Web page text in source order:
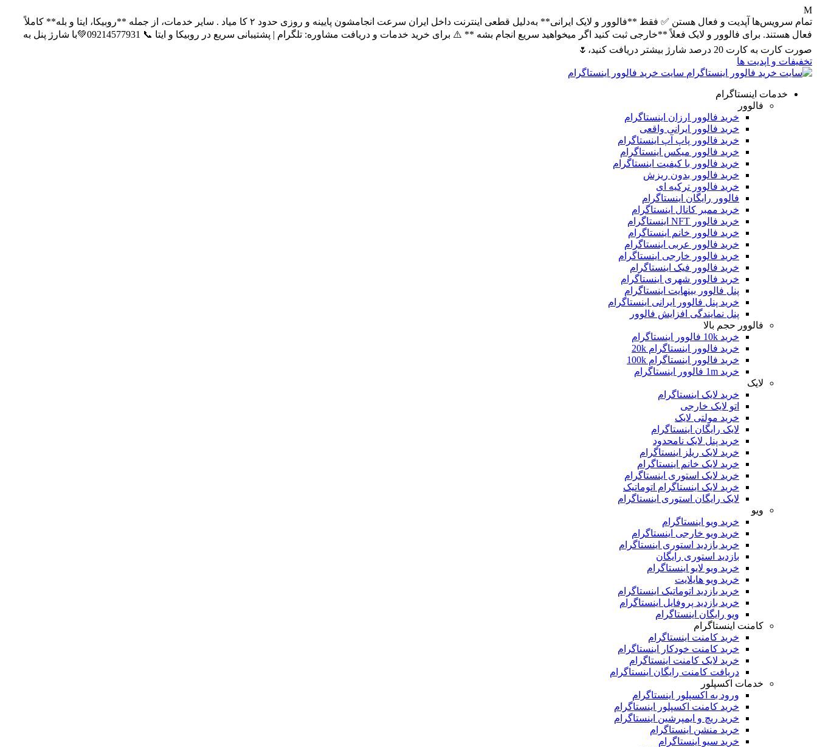
تمام سرویس‌ها آپدیت و فعال هستن ✅ فقط **فالوور و لایک ایرانی** به‌دلیل قطعی اینترنت داخل ایران سرعت انجامشون پایینه و روزی حدود ۲ کا میاد . سایر خدمات، از جمله **روبیکا، ایتا و بله** کاملاً
فعال هستند. برای فالوور و لایک فعلاً **خارجی ثبت کنید اگر میخواهید سریع انجام بشه ** ⚠️ برای خرید خدمات و دریافت مشاوره: تلگرام | پشتیبانی سریع در روبیکا و ایتا 📞 09214577931💚با شارژ پنل به
صورت کارت به کارت 20 درصد شارژ بیشتر دریافت کنید،🌷
تخفیفات و اپدیت ها
سایت خرید فالوور اینستاگرام
خدمات اینستاگرام
فالوور
خرید فالوور ارزان اینستاگرام
خرید فالوور ایرانی واقعی
خرید فالوور پاپ آپ اینستاگرام
خرید فالوور میکس اینستاگرام
خرید فالوور با کیفیت اینستاگرام
خرید فالوور بدون ریزش
خرید فالوور ترکیه ای
فالوور رایگان اینستاگرام
خرید ممبر کانال اینستاگرام
خرید فالوور NFT اینستاگرام
خرید فالوور خانم اینستاگرام
خرید فالوور عربی اینستاگرام
خرید فالوور خارجی اینستاگرام
خرید فالوور فیک اینستاگرام
خرید فالوور شهری اینستاگرام
پنل فالوور بینهایت اینستاگرام
خرید پنل فالوور ایرانی اینستاگرام
پنل نمایندگی افزایش فالوور
فالوور حجم بالا
خرید 10k فالوور اینستاگرام
خرید فالوور اینستاگرام 20k
خرید فالوور اینستاگرام 100k
خرید 1m فالوور اینستاگرام
لایک
خرید لایک اینستاگرام
اتو لایک خارجی
خرید مولتی لایک
لایک رایگان اینستاگرام
خرید پنل لایک نامحدود
خرید لایک ریلز اینستاگرام
خرید لایک خانم اینستاگرام
خرید لایک استوری اینستاگرام
خرید لایک اینستاگرام اتوماتیک
لایک رایگان استوری اینستاگرام
ویو
خرید ویو اینستاگرام
خرید ویو خارجی اینستاگرام
خرید بازدید استوری اینستاگرام
بازدید استوری رایگان
خرید ویو لایو اینستاگرام
خرید ویو هایلایت
خرید بازدید اتوماتیک اینستاگرام
خرید بازدید پروفایل اینستاگرام
ویو رایگان اینستاگرام
کامنت اینستاگرام
خرید کامنت اینستاگرام
خرید کامنت خودکار اینستاگرام
خرید لایک کامنت اینستاگرام
دریافت کامنت رایگان اینستاگرام
خدمات اکسپلور
ورود به اکسپلور اینستاگرام
خرید کامنت اکسپلور اینستاگرام
خرید ریچ و ایمپرشین اینستاگرام
خرید منشن اینستاگرام
خرید سیو اینستاگرام